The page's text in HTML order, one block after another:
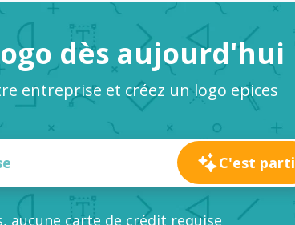
dès aujourd'hui
entreprise et créez un logo epices
C'est parti
aucune carte de crédit requise